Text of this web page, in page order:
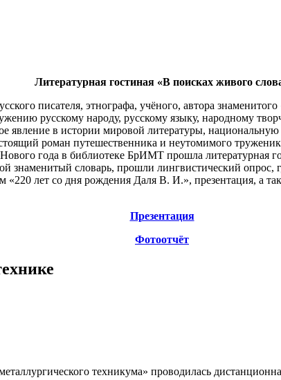
Литературная гостиная «В поисках живого
писателя, этнографа, учёного, автора
русскому народу, русскому языку, народному
явление в истории мировой литературы,
роман путешественника и неутомимого
Нового года в библиотеке БрИМТ прошла литературная
знаменитый словарь, прошли лингвистический опрос,
«220 лет со дня рождения Даля В. И.», презентация, а
Презентация
Фотоотчёт
техникума» проводилась